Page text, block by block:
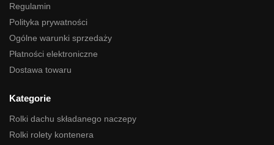
Regulamin
Polityka prywatności
Ogólne warunki sprzedaży
Płatności elektroniczne
Dostawa towaru
Kategorie
Rolki dachu składanego naczepy
Rolki rolety kontenera